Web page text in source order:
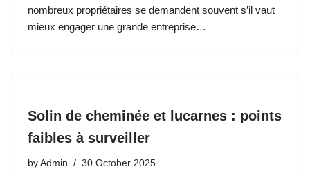
nombreux propriétaires se demandent souvent s’il vaut
mieux engager une grande entreprise…
Solin de cheminée et lucarnes : points
faibles à surveiller
by Admin 30 October 2025